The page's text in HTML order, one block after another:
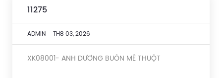
11275
ADMIN TH8 03, 2026
XK08001- ANH DƯƠNG BUÔN MÊ THUỘT